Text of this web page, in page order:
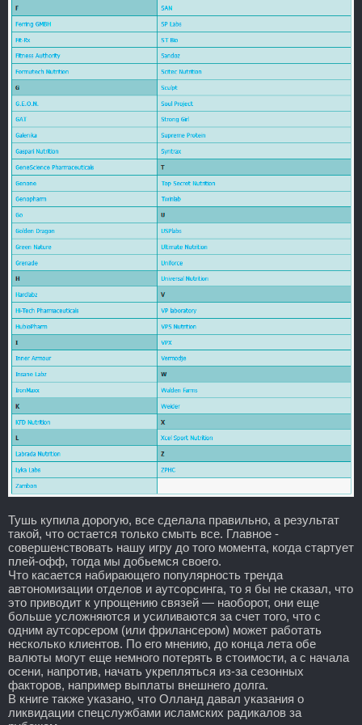
Тушь купила дорогую, все сделала правильно, а результат
такой, что остается только смыть все. Главное -
совершенствовать нашу игру до того момента, когда стартует
плей-офф, тогда мы добьемся своего.
Что касается набирающего популярность тренда
автономизации отделов и аутсорсинга, то я бы не сказал, что
это приводит к упрощению связей — наоборот, они еще
больше усложняются и усиливаются за счет того, что с
одним аутсорсером (или фрилансером) может работать
несколько клиентов. По его мнению, до конца лета обе
валюты могут еще немного потерять в стоимости, а с начала
осени, напротив, начать укрепляться из-за сезонных
факторов, например выплаты внешнего долга.
В книге также указано, что Олланд давал указания о
ликвидации спецслужбами исламских радикалов за